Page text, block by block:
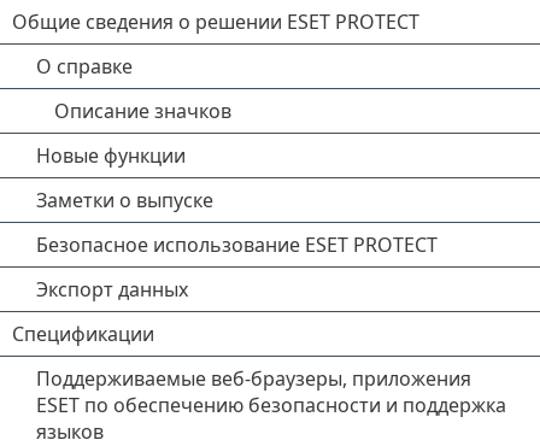
Общие сведения о решении ESET PROTECT
О справке
Описание значков
Новые функции
Заметки о выпуске
Безопасное использование ESET PROTECT
Экспорт данных
Спецификации
Поддерживаемые веб-браузеры, приложения
ESET по обеспечению безопасности и поддержка
языков